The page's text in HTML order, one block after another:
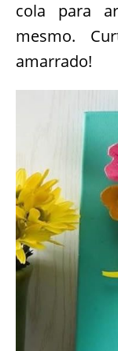
cola para
mesmo.
amarrado!